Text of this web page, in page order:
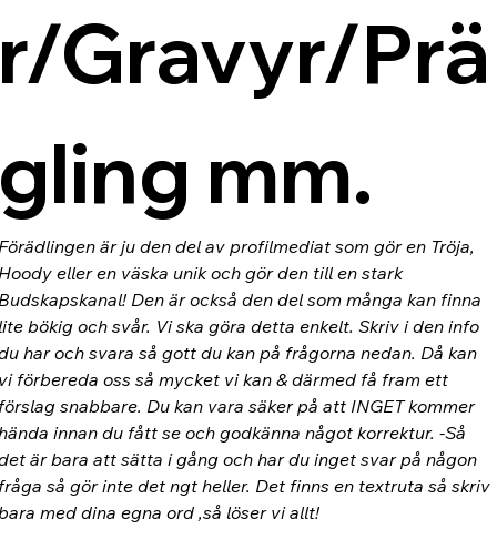
Gravyr/Prä
mm.
är ju den del av profilmediat som gör en Tröja,
eller en väska unik och gör den till en stark
Den är också den del som många kan finna
bökig och svår. Vi ska göra detta enkelt. Skriv i den info
har och svara så gott du kan på frågorna nedan. Då kan
förbereda oss så mycket vi kan & därmed få fram ett
snabbare. Du kan vara säker på att INGET kommer
innan du fått se och godkänna något korrektur. -Så
är bara att sätta i gång och har du inget svar på någon
så gör inte det ngt heller. Det finns en textruta så skriv
med dina egna ord ,så löser vi allt!